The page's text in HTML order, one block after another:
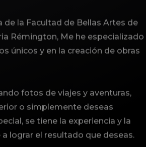
la Facultad de Bellas Artes de
Rémington, Me he especializado
únicos y en la creación de obras
fotos de viajes y aventuras,
o simplemente deseas
se tiene la experiencia y la
lograr el resultado que deseas.